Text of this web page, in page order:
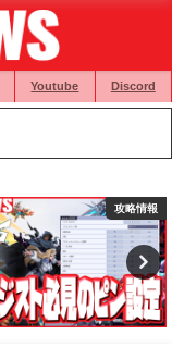
Youtube Discord
攻略情報